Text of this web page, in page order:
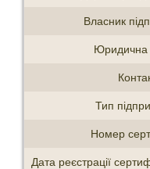
Власник
Юридична
Тип
Номер
Дата реєстрації